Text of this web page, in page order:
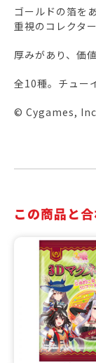
ゴールドの箔を
重視のコレクタ
厚みがあり、価
全10種。チュー
© Cygames,
この商品と